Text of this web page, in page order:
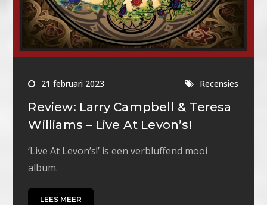
21 februari 2023 Recensies
Review: Larry Campbell & Teresa
Williams – Live At Levon’s!
‘Live At Levon’s!’ is een verbluffend mooi
album.
LEES MEER